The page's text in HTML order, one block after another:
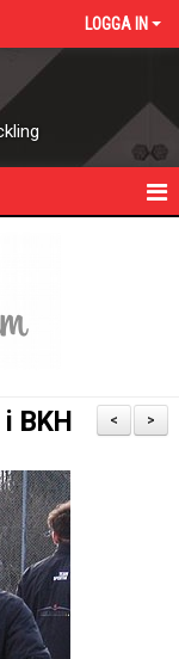
LOGGA IN
>
<
BKH